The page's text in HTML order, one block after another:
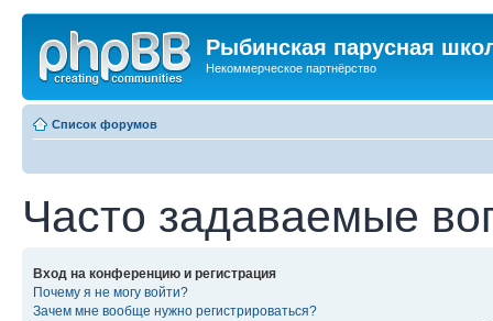
Рыбинская парусная
Некоммерческое партнёрство
Список форумов
Часто задаваемые
Вход на конференцию и регистрация
Почему я не могу войти?
Зачем мне вообще нужно регистрироваться?